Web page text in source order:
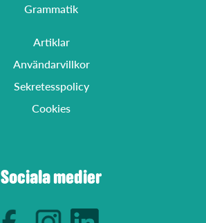
Grammatik
Artiklar
Användarvillkor
Sekretesspolicy
Cookies
Sociala medier